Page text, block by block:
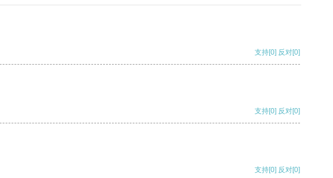
支持[0] 反对[0]
支持[0] 反对[0]
支持[0] 反对[0]